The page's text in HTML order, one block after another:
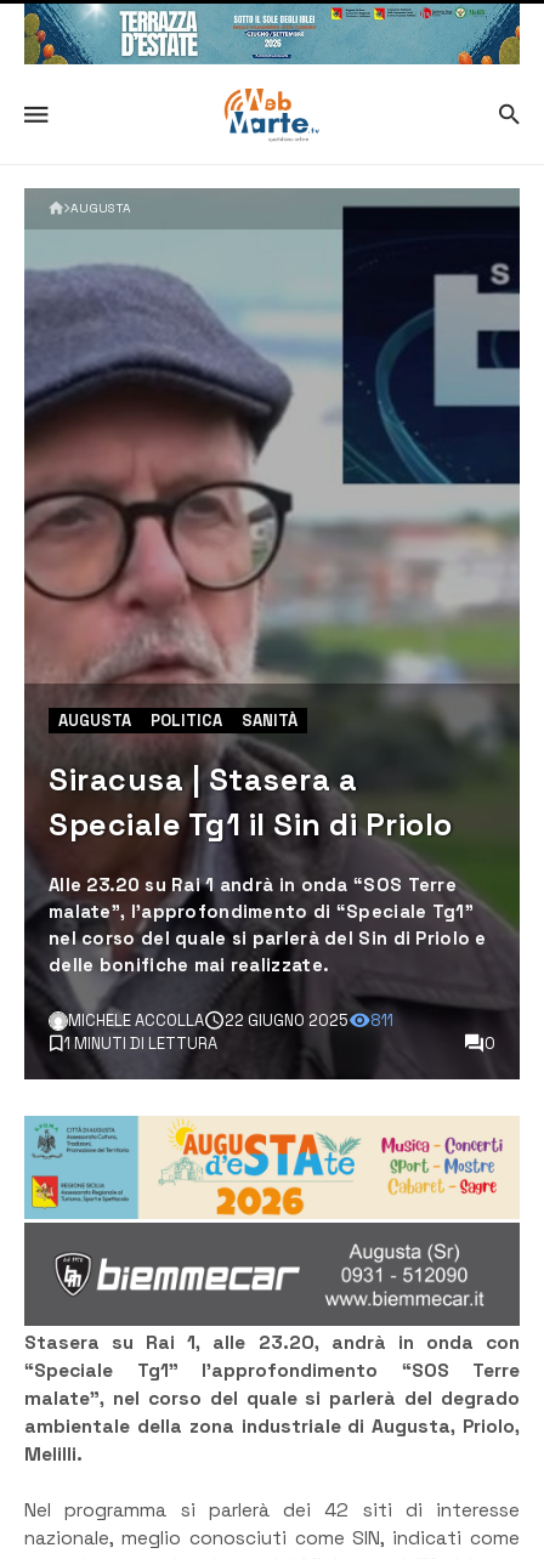
AUGUSTA
AUGUSTA POLITICA SANITÀ
Siracusa | Stasera a
Speciale Tg1 il Sin di Priolo
Alle 23.20 su Rai 1 andrà in onda “SOS Terre
malate”, l’approfondimento di “Speciale Tg1”
nel corso del quale si parlerà del Sin di Priolo e
delle bonifiche mai realizzate.
MICHELE ACCOLLA 22 GIUGNO 2025
811
1 MINUTI DI LETTURA
0
Stasera su Rai 1, alle 23.20, andrà in onda con
“Speciale Tg1” l’approfondimento “SOS Terre
malate”, nel corso del quale si parlerà del degrado
ambientale della zona industriale di Augusta, Priolo,
Melilli.
Nel programma si parlerà dei 42 siti di interesse
nazionale, meglio conosciuti come SIN, indicati come